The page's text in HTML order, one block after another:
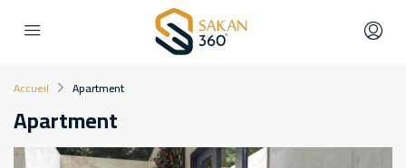
Accueil Apartment
Apartment